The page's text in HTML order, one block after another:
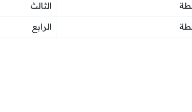
الثالث
الرابع